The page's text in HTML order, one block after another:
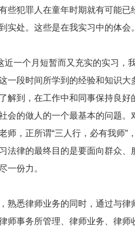
些犯罪人在童年时期就有可能
实处。这些是在我实习中的体会
近一个月短暂而又充实的实习
一段时间所学到的经验和知识
解到，在工作中和同事保持良
会的做人的一个最基本的问题
师，正所谓“三人行，必有我师
法律的最终目的是要面向群众
一份力。
熟悉律师业务的同时，通过与
师事务所管理、律师业务、律师